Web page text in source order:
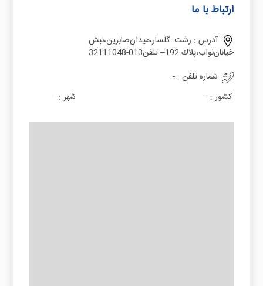
ارتباط با ما
آدرس : رﺷﺖ–ﮔﻠﺴﺎر،ﻣﯿﺪانﺻﺎﺑﺮﯾﻦ،ﻧﺒﺶ
ﺧﯿﺎﺑﺎنﻧﻮاب،ﭘﻼك 192– ﺗﻠﻔﻦ013-32111048
شماره تلفن :-
کشور :- شهر : -